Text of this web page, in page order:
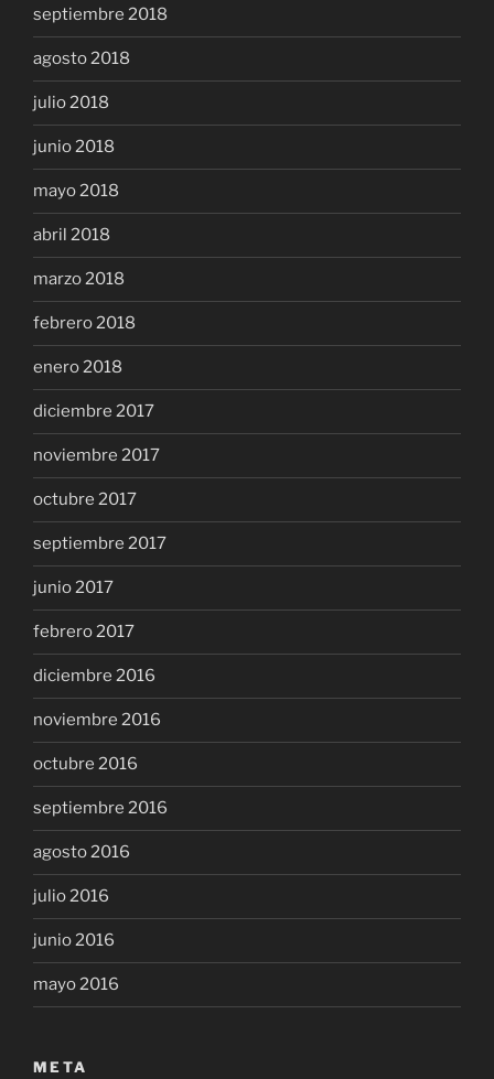
septiembre 2018
agosto 2018
julio 2018
junio 2018
mayo 2018
abril 2018
marzo 2018
febrero 2018
enero 2018
diciembre 2017
noviembre 2017
octubre 2017
septiembre 2017
junio 2017
febrero 2017
diciembre 2016
noviembre 2016
octubre 2016
septiembre 2016
agosto 2016
julio 2016
junio 2016
mayo 2016
META